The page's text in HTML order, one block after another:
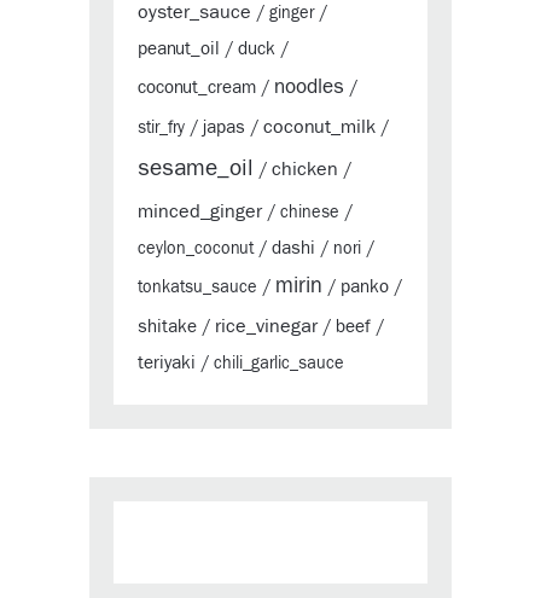
oyster_sauce / ginger/
peanut_oil / duck /
coconut_cream / noodles /
stir_fry / japas / coconut_milk /
sesame_oil / chicken /
minced_ginger/ chinese /
ceylon_coconut / dashi / nori /
tonkatsu_sauce / mirin / panko /
shitake / rice_vinegar/ beef /
teriyaki / chili_garlic_sauce